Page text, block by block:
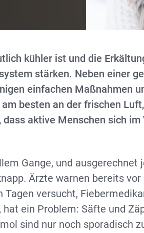
kühler ist und die
stärken. Neben einer
einfachen Maßnahmen
besten an der frischen
aktive Menschen sich
Gange, und ausgerechnet
Ärzte warnen bereits
Tagen versucht,
hat ein Problem: Säfte und
sind nur noch sporadisch